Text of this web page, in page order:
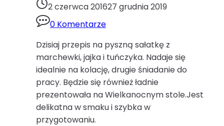
2 czerwca 201627 grudnia 2019
0 Komentarze
Dzisiaj przepis na pyszną sałatkę z
marchewki, jajka i tuńczyka. Nadaje się
idealnie na kolację, drugie śniadanie do
pracy. Będzie się również ładnie
prezentowała na Wielkanocnym stole.Jest
delikatna w smaku i szybka w
przygotowaniu.